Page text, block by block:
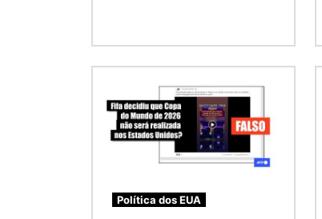
Política dos EUA